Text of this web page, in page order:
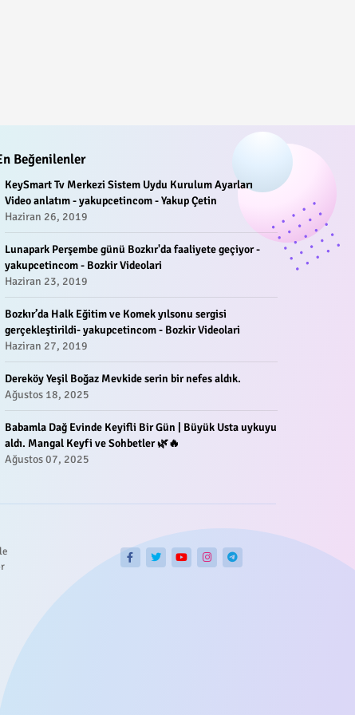
Beğenilenler
KeySmart Tv Merkezi Sistem Uydu Kurulum Ayarları
Video anlatım - yakupcetincom - Yakup Çetin
Haziran 26, 2019
Lunapark Perşembe günü Bozkır'da faaliyete geçiyor -
yakupcetincom - Bozkir Videolari
Haziran 23, 2019
Bozkır’da Halk Eğitim ve Komek yılsonu sergisi
gerçekleştirildi- yakupcetincom - Bozkir Videolari
Haziran 27, 2019
Dereköy Yeşil Boğaz Mevkide serin bir nefes aldık.
Ağustos 18, 2025
Babamla Dağ Evinde Keyifli Bir Gün | Büyük Usta uykuyu
aldı. Mangal Keyfi ve Sohbetler 🌿🔥
Ağustos 07, 2025